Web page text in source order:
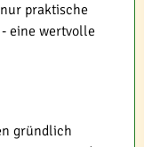
praktische
eine wertvolle
gründlich